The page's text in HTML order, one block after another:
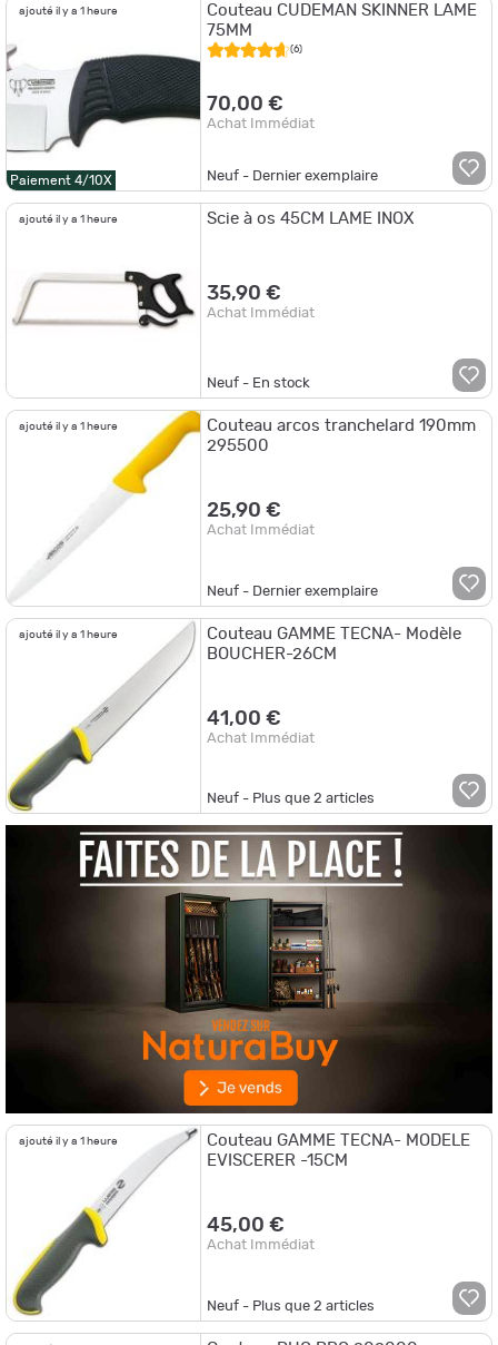
ajouté il y a 1 heure
Paiement 4/10X
Couteau CUDEMAN SKINNER LAME
75MM
(6)
70,00 €
Achat Immédiat
Neuf - Dernier exemplaire
ajouté il y a 1 heure Scie à os 45CM LAME INOX
35,90 €
Achat Immédiat
Neuf - En stock
ajouté il y a 1 heure
Couteau arcos tranchelard 190mm
295500
25,90 €
Achat Immédiat
Neuf - Dernier exemplaire
ajouté il y a 1 heure
Couteau GAMME TECNA- Modèle
BOUCHER-26CM
41,00 €
Achat Immédiat
Neuf - Plus que2 articles
ajouté il y a 1 heure
Couteau GAMME TECNA- MODELE
EVISCERER -15CM
45,00 €
Achat Immédiat
Neuf - Plus que2 articles